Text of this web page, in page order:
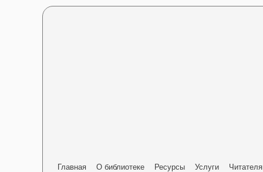
Главная О библиотеке Ресурсы Услуги